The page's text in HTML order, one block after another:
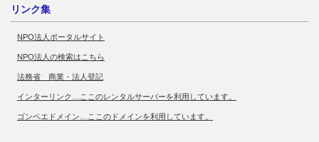
リンク集
NPO法人ポータルサイト
NPO法人の検索はこちら
法務省 商業・法人登記
インターリンク…ここのレンタルサーバーを利用しています。
ゴンベエドメイン…ここのドメインを利用しています。